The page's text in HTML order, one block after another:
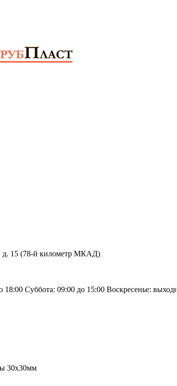
д. 15 (78-й километр МКАД)
Суббота: 09:00 до 15:00 Воскресенье:
30х30мм